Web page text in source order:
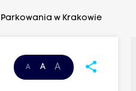
w Krakowie
A A A share